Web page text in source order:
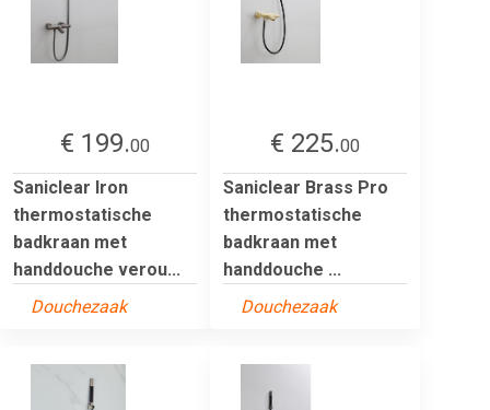
€ 199.00
Saniclear Iron
thermostatische
badkraan met
handdouche verou...
Douchezaak
€ 225.00
Saniclear Brass Pro
thermostatische
badkraan met
handdouche ...
Douchezaak